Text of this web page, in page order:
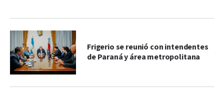
Frigerio se reunió con intendentes
de Paraná y área metropolitana